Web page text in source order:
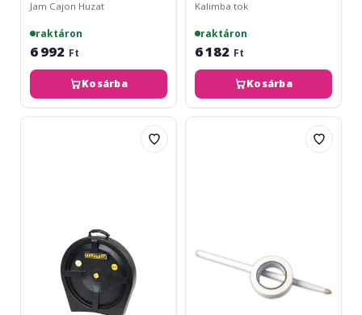
Jam Cajon Huzat
raktáron
6 992 Ft
Kosárba
Kalimba tok
raktáron
6 182 Ft
Kosárba
Hardcase
ProMark